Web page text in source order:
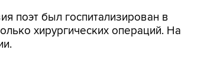
поэт был госпитализирован в
хирургических операций. На